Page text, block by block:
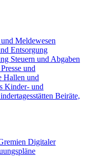
Meldewesen
Entsorgung
Steuern und Abgaben
Presse und
Hallen und
Kinder- und
Beiräte,
Digitaler